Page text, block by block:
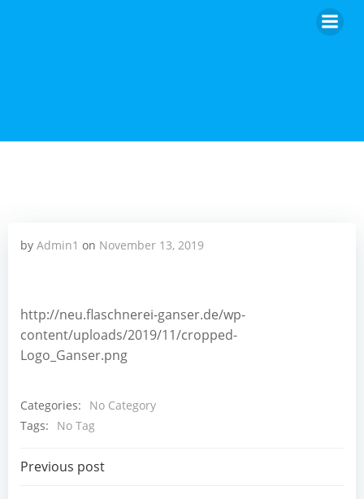
by Admin1 on November 13, 2019
http://neu.flaschnerei-ganser.de/wp-
content/uploads/2019/11/cropped-
Logo_Ganser.png
Categories:
No Category
Tags:
No Tag
Beitragsnavigation
Previous post